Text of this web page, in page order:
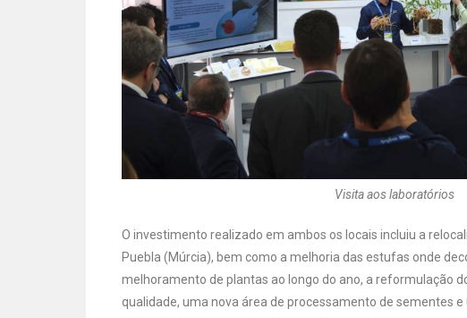
Visita aos laboratórios
O investimento realizado em ambos os locais incluiu a
Puebla (Múrcia), bem como a melhoria das estufas onde
melhoramento de plantas ao longo do ano, a reformulação
qualidade, uma nova área de processamento de sementes